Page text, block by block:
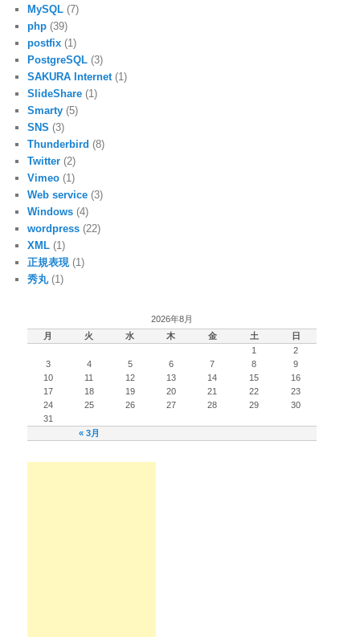
MySQL (7)
php (39)
postfix (1)
PostgreSQL (3)
SAKURA Internet (1)
SlideShare (1)
Smarty (5)
SNS (3)
Thunderbird (8)
Twitter (2)
Vimeo (1)
Web service (3)
Windows (4)
wordpress (22)
XML (1)
正規表現 (1)
秀丸(1)
2026年8月
月
火 水 木 金 土 日
« 3月
1
2
3
4 5 6 7 8
9
10
11 12 13 14 15
16
17
18 19 20 21 22
23
24
25 26 27 28 29
30
31